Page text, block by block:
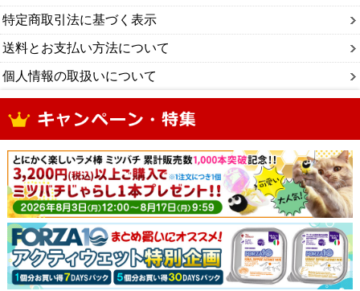
特定商取引法に基づく表示
送料とお支払い方法について
個人情報の取扱いについて